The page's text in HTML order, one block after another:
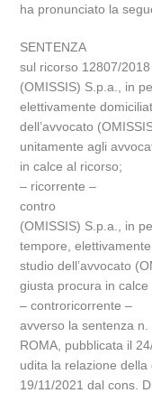
ha pronunciato la
SENTENZA
sul ricorso 12807/
(OMISSIS) S.p.a., in
elettivamente
dell’avvocato
unitamente agli
in calce al ricorso;
– ricorrente –
contro
(OMISSIS) S.p.a., in
tempore,
studio dell’avvocato
giusta procura in
– controricorrente –
avverso la sentenza n.
ROMA, pubblicata il
udita la relazione
19/11/2021 dal cons.